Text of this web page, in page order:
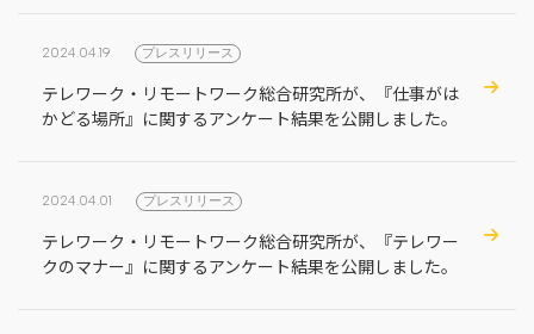
2024.04.19 プレスリリース
テレワーク・リモートワーク総合研究所が、『仕事がは
かどる場所』に関するアンケート結果を公開しました。
2024.04.01 プレスリリース
テレワーク・リモートワーク総合研究所が、『テレワー
クのマナー』に関するアンケート結果を公開しました。